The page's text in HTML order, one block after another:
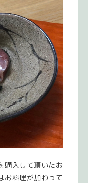
購入して頂いたお
お料理が加わって